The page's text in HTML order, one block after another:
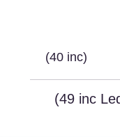
(40 inc)
(49 inc